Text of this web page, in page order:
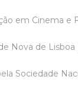
em Cinema e
Nova de
Sociedade